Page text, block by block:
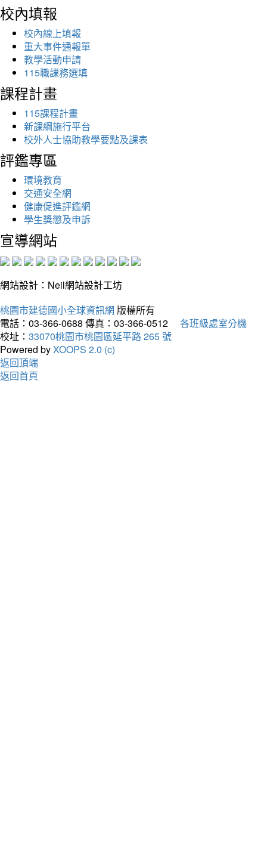
校內填報
校內線上填報
重大事件通報單
教學活動申請
115職課務選填
課程計畫
115課程計畫
新課綱施行平台
校外人士協助教學要點及課表
評鑑專區
環境教育
交通安全網
健康促進評鑑網
學生獎懲及申訴
宣導網站
網站設計：Neil網站設計工坊
桃園市建德國小全球資訊網 版權所有
電話：03-366-0688 傳真：03-366-0512
各班級處室分機
校址： 33070桃園市桃園區延平路 265 號
Powered byXOOPS 2.0 (c)
返回頂端
返回首頁